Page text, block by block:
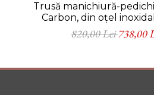
Trusă manichiură-
Carbon, din oțel
Solingen
820,00 Lei738,00